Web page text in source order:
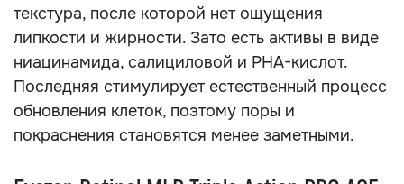
текстура, после которой нет ощущения
липкости и жирности. Зато есть активы в виде
ниацинамида, салициловой и PHA-кислот.
Последняя стимулирует естественный процесс
обновления клеток, поэтому поры и
покраснения становятся менее заметными.